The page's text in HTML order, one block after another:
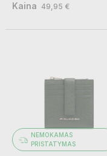
Kaina 49,95 €
NEMOKAMAS
PRISTATYMAS